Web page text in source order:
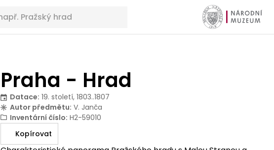
Praha - Hrad
Datace: 19. století, 1803..1807
Autor předmětu: V. Janča
Inventární číslo: H2-59010
Kopírovat